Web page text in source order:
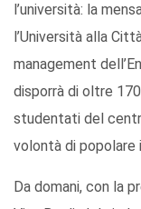
l’università: la
l’Università alla
management
disporrà di oltre
studentati del
volontà di popolare
Da domani, con la